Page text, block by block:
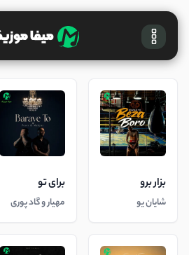
بزار برو
شایان یو
برای تو
مهیار و گاد پوری